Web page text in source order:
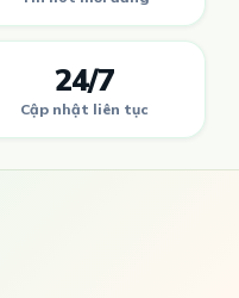
24/7
Cập nhật liên tục